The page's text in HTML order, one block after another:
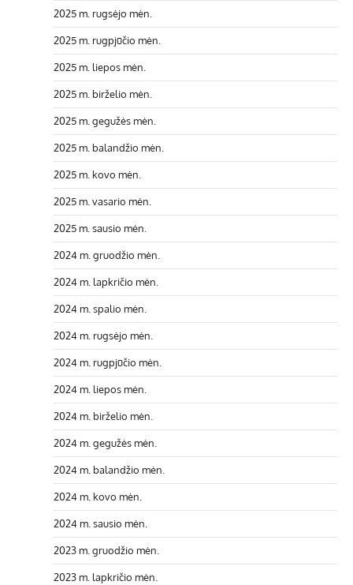
2025 m. rugsėjo mėn.
2025 m. rugpjūčio mėn.
2025 m. liepos mėn.
2025 m. birželio mėn.
2025 m. gegužės mėn.
2025 m. balandžio mėn.
2025 m. kovo mėn.
2025 m. vasario mėn.
2025 m. sausio mėn.
2024 m. gruodžio mėn.
2024 m. lapkričio mėn.
2024 m. spalio mėn.
2024 m. rugsėjo mėn.
2024 m. rugpjūčio mėn.
2024 m. liepos mėn.
2024 m. birželio mėn.
2024 m. gegužės mėn.
2024 m. balandžio mėn.
2024 m. kovo mėn.
2024 m. sausio mėn.
2023 m. gruodžio mėn.
2023 m. lapkričio mėn.